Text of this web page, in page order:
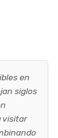
en
siglos
visitar